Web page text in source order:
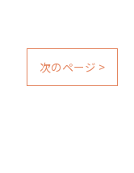
次のページ >